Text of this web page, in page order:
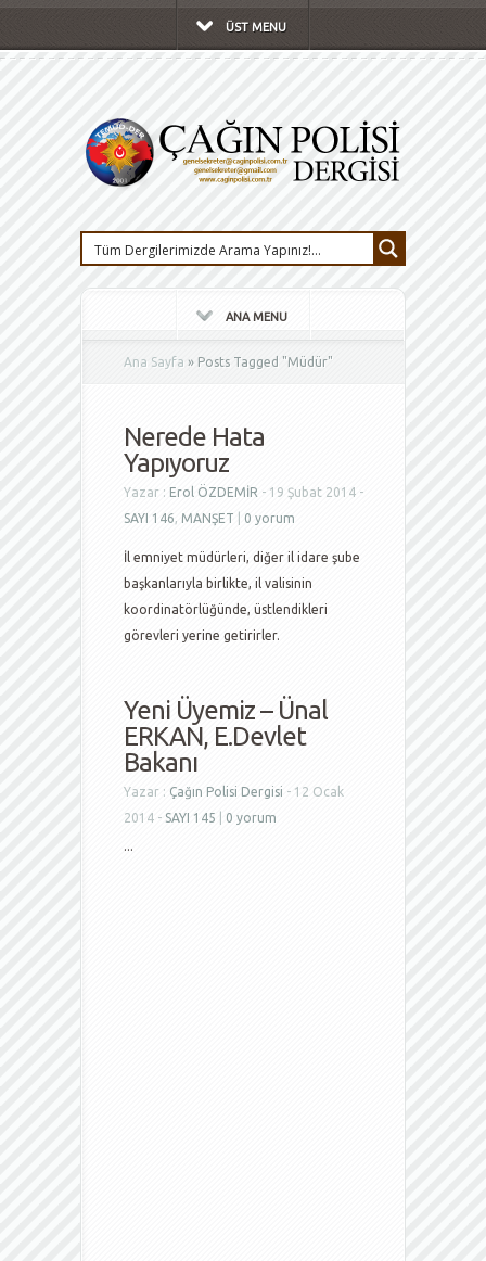
ÜST MENU
ANA MENU
Ana Sayfa » Posts Tagged "Müdür"
Nerede Hata
Yapıyoruz
Yazar : Erol ÖZDEMİR - 19 Şubat 2014 -
SAYI 146, MANŞET 0 yorum
İl emniyet müdürleri, diğer il idare şube
başkanlarıyla birlikte, il valisinin
koordinatörlüğünde, üstlendikleri
görevleri yerine getirirler.
Yeni Üyemiz – Ünal
ERKAN, E.Devlet
Bakanı
Yazar : Çağın Polisi Dergisi - 12 Ocak
2014 - SAYI 145
0 yorum
...